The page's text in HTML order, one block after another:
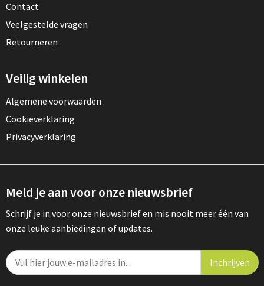
Contact
Veelgestelde vragen
Retourneren
Veilig winkelen
Algemene voorwaarden
Cookieverklaring
Privacyverklaring
Meld je aan voor onze nieuwsbrief
Schrijf je in voor onze nieuwsbrief en mis nooit meer één van
onze leuke aanbiedingen of updates.